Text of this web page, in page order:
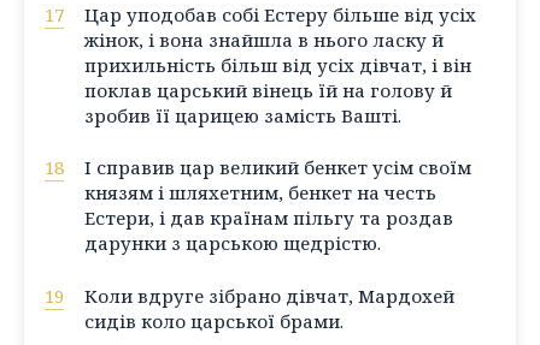
17
Цар уподобав собі Естеру більше від усіх
жінок, і вона знайшла в нього ласку й
прихильність більш від усіх дівчат, і він
поклав царський вінець їй на голову й
зробив її царицею замість Вашті.
18
І справив цар великий бенкет усім своїм
князям і шляхетним, бенкет на честь
Естери, і дав країнам пільгу та роздав
дарунки з царською щедрістю.
19
Коли вдруге зібрано дівчат, Мардохей
сидів коло царської брами.